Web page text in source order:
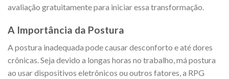
avaliação gratuitamente para iniciar essa transformação.
A Importância da Postura
A postura inadequada pode causar desconforto e até dores
crônicas. Seja devido a longas horas no trabalho, má postura
ao usar dispositivos eletrônicos ou outros fatores, a RPG